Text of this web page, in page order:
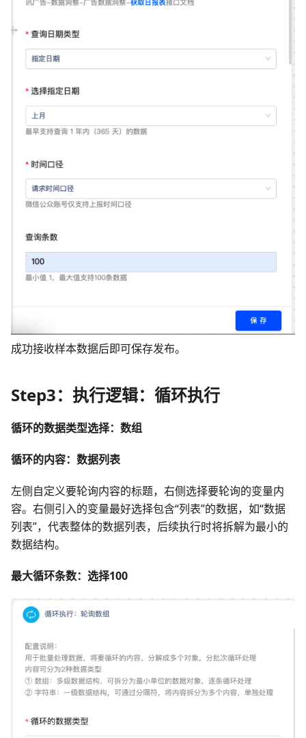
成功接收样本数据后即可保存发布。
Step3：执行逻辑：循环执行
循环的数据类型选择：数组
循环的内容：数据列表
左侧自定义要轮询内容的标题，右侧选择要轮询的变量内
容。右侧引入的变量最好选择包含“列表”的数据，如“数据
列表”，代表整体的数据列表，后续执行时将拆解为最小的
数据结构。
最大循环条数：选择100